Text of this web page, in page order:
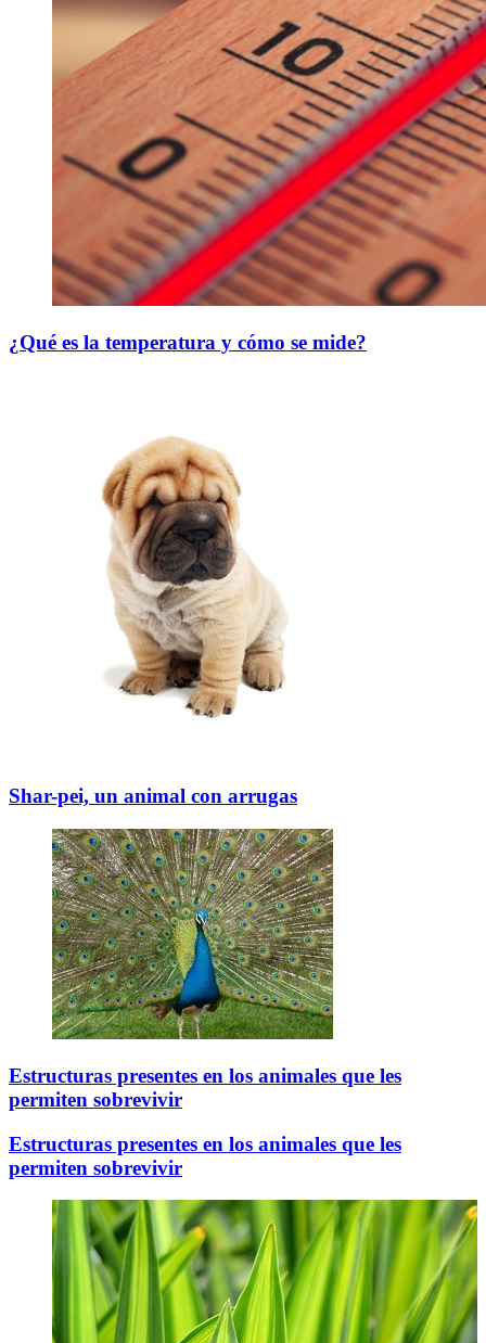
¿Qué es la temperatura y cómo se mide?
Shar-pei, un animal con arrugas
Estructuras presentes en los animales que les
permiten sobrevivir
Estructuras presentes en los animales que les
permiten sobrevivir